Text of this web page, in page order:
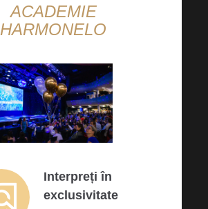
ACADEMIE
HARMONELO
Interpreți în
exclusivitate